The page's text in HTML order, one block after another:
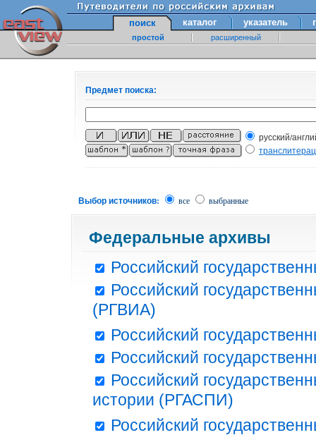
поиск каталог указатель
простой расширенный
Предмет поиска:
русский/
Выбор источников: все выбранные
Федеральные архивы
Российский
Российский
(РГВИА)
Российский
Российский
Российский
истории (РГАСПИ)
Российский